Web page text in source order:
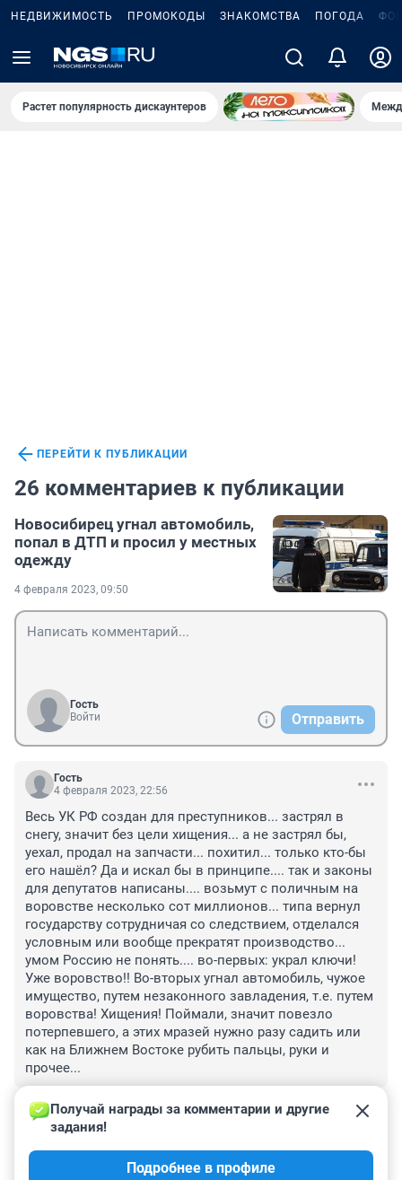
НЕДВИЖИМОСТЬ ПРОМОКОДЫ ЗНАКОМСТВА ПОГОДА
Растет популярность дискаунтеров
ПЕРЕЙТИ К ПУБЛИКАЦИИ
26 комментариев к публикации
Новосибирец угнал автомобиль,
попал в ДТП и просил у местных
одежду
4 февраля 2023, 09:50
Гость
Войти
Отправить
Гость
4 февраля 2023, 22:56
Весь УК РФ создан для преступников... застрял в
снегу, значит без цели хищения... а не застрял бы,
уехал, продал на запчасти... похитил... только кто-бы
его нашёл? Да и искал бы в принципе.... так и законы
для депутатов написаны.... возьмут с поличным на
воровстве несколько сот миллионов... типа вернул
государству сотрудничая со следствием, отделался
условным или вообще прекратят производство...
умом Россию не понять.... во-первых: украл ключи!
Уже воровство!! Во-вторых угнал автомобиль, чужое
имущество, путем незаконного завладения, т.е. путем
воровства! Хищения! Поймали, значит повезло
потерпевшего, а этих мразей нужно разу садить или
как на Ближнем Востоке рубить пальцы, руки и
прочее...
ОТВЕТИТЬ –0
Гость
Каждое утро захожу случайно в баню).
Получай награды за комментарии и другие
задания!
Подробнее в профиле